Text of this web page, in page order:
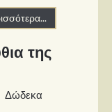
της
Δώδεκα